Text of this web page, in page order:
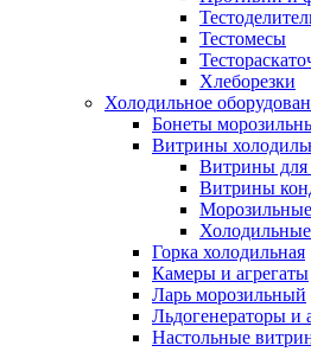
Тестомесы
Хлеборезки
Холодильное
Бонеты
Витрины
Витрины
Витрины
Горка холодильная
Камеры и агрегаты
Ларь морозильный
Льдогенераторы и
Настольные